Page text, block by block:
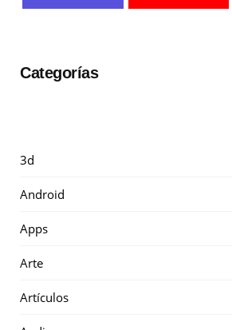
Categorías
3d
Android
Apps
Arte
Artículos